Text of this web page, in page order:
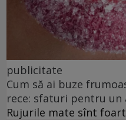
publicitate
Cum să ai buze
rece: sfaturi pentru
Rujurile mate sînt